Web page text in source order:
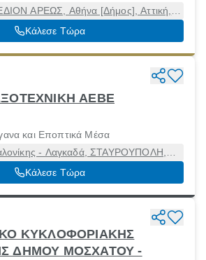
ΑΡΕΩΣ, Αθήνα [Δήμος], Αττική,
11362
Κάλεσε Τώρα
ΑΕΒΕ
και Εποπτικά Μέσα
- Λαγκαδά, ΣΤΑΥΡΟΥΠΟΛΗ,
Θεσσαλονίκη, 56400
Κάλεσε Τώρα
ΚΥΚΛΟΦΟΡΙΑΚΗΣ
ΔΗΜΟΥ ΜΟΣΧΑΤΟΥ -